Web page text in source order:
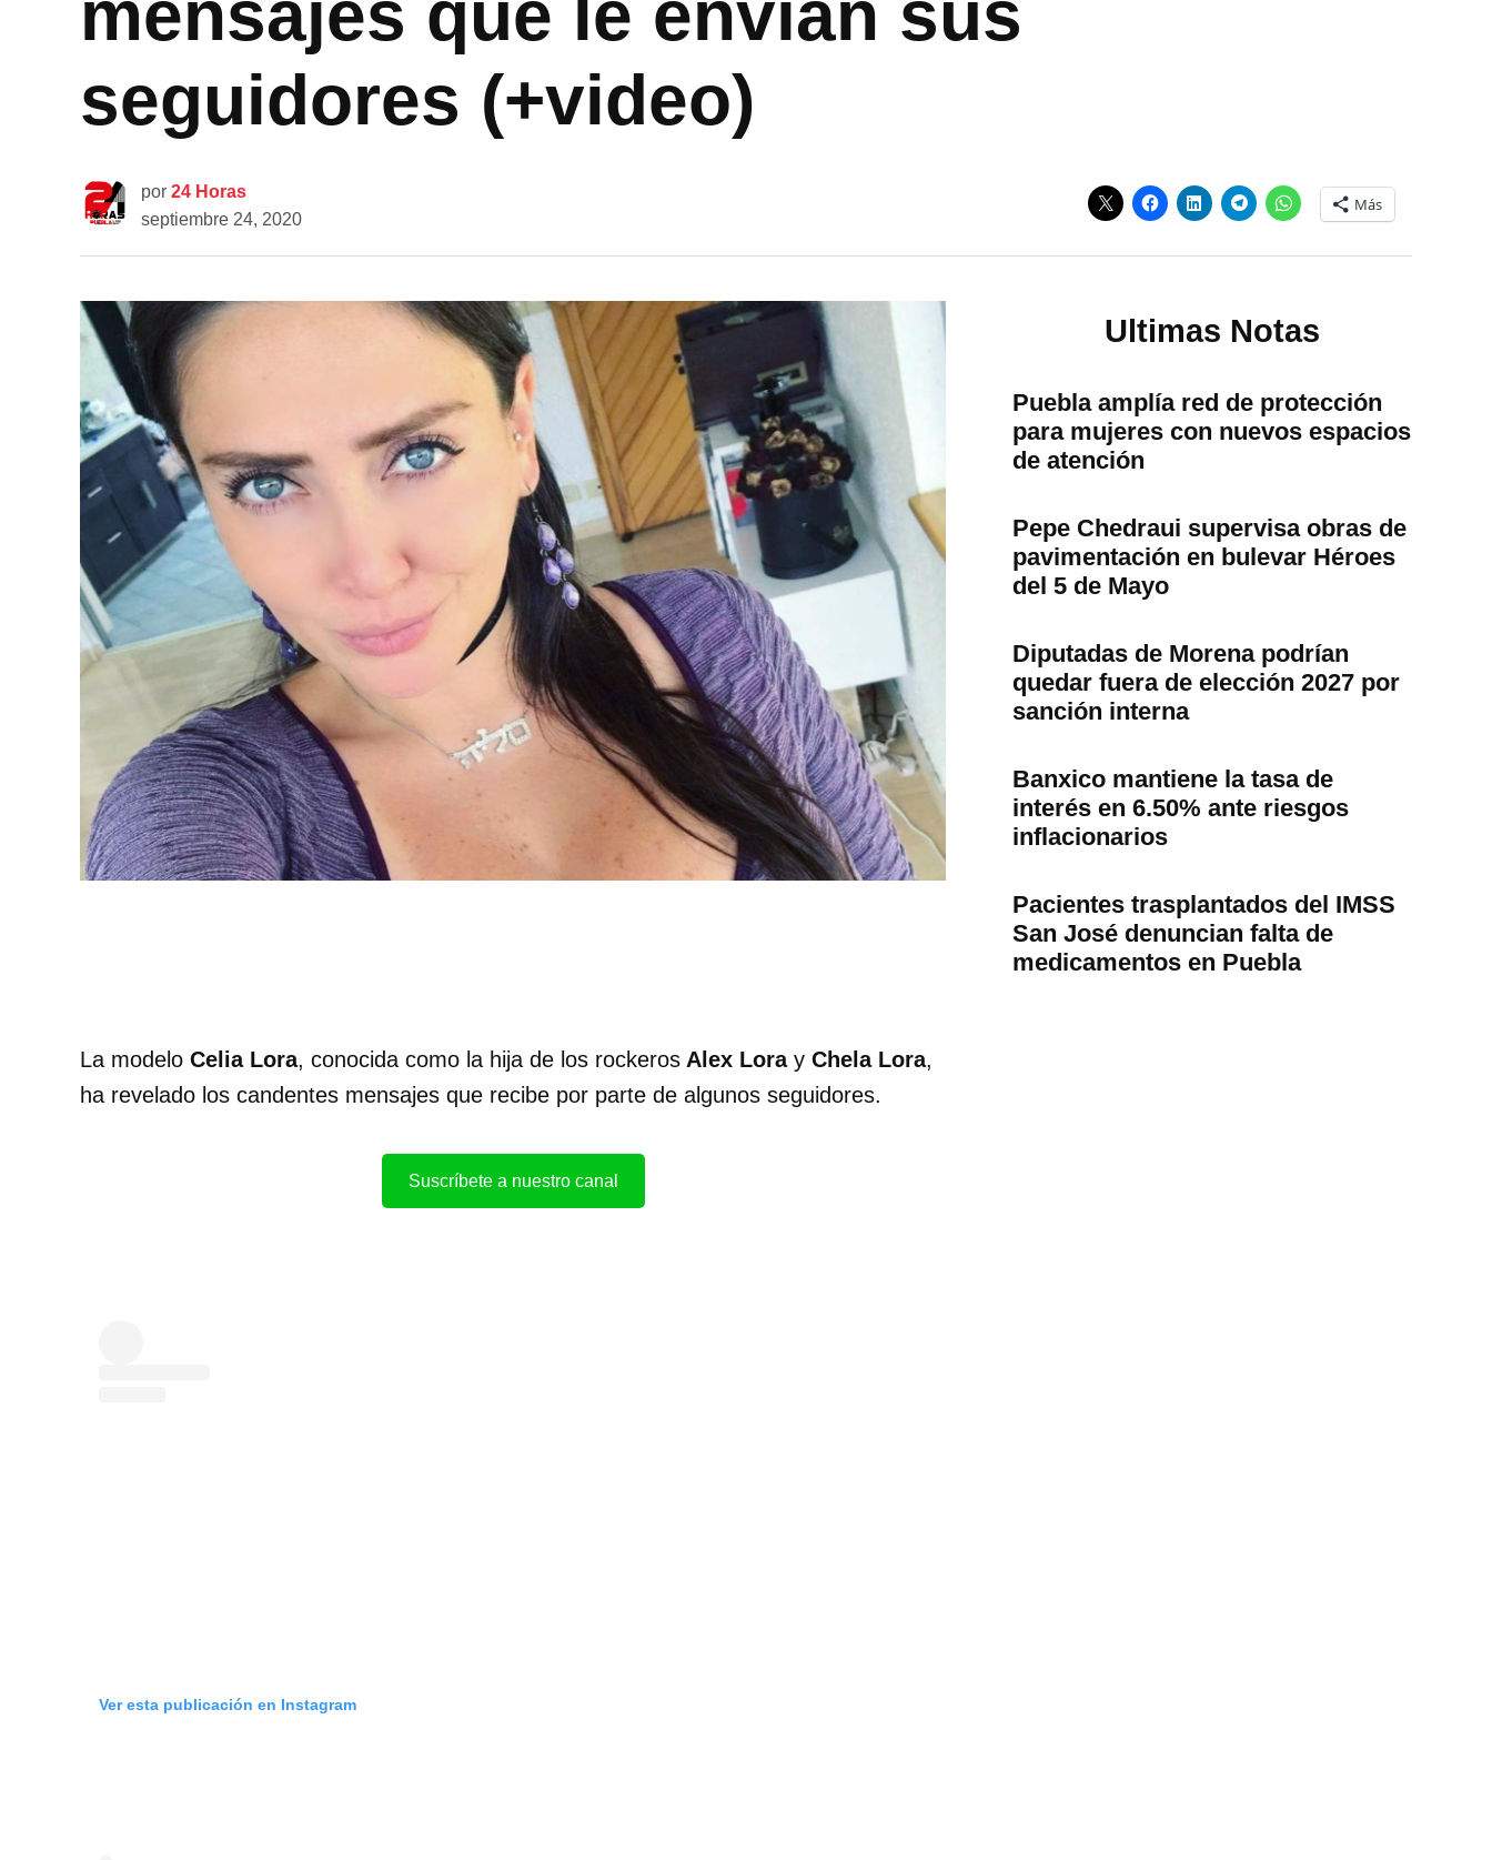
seguidores (+video)
por 24 Horas
septiembre 24, 2020
Más
La modelo Celia Lora, conocida como la hija de los rockeros Alex Loray Chela Lora,
ha revelado los candentes mensajes que recibe por parte de algunos seguidores.
Suscríbete a nuestro canal
Ver esta publicación en Instagram
Ultimas Notas
Puebla amplía red de protección
para mujeres con nuevos espacios
de atención
Pepe Chedraui supervisa obras de
pavimentación en bulevar Héroes
del 5 de Mayo
Diputadas de Morena podrían
quedar fuera de elección 2027 por
sanción interna
Banxico mantiene la tasa de
interés en 6.50% ante riesgos
inflacionarios
Pacientes trasplantados del IMSS
San José denuncian falta de
medicamentos en Puebla